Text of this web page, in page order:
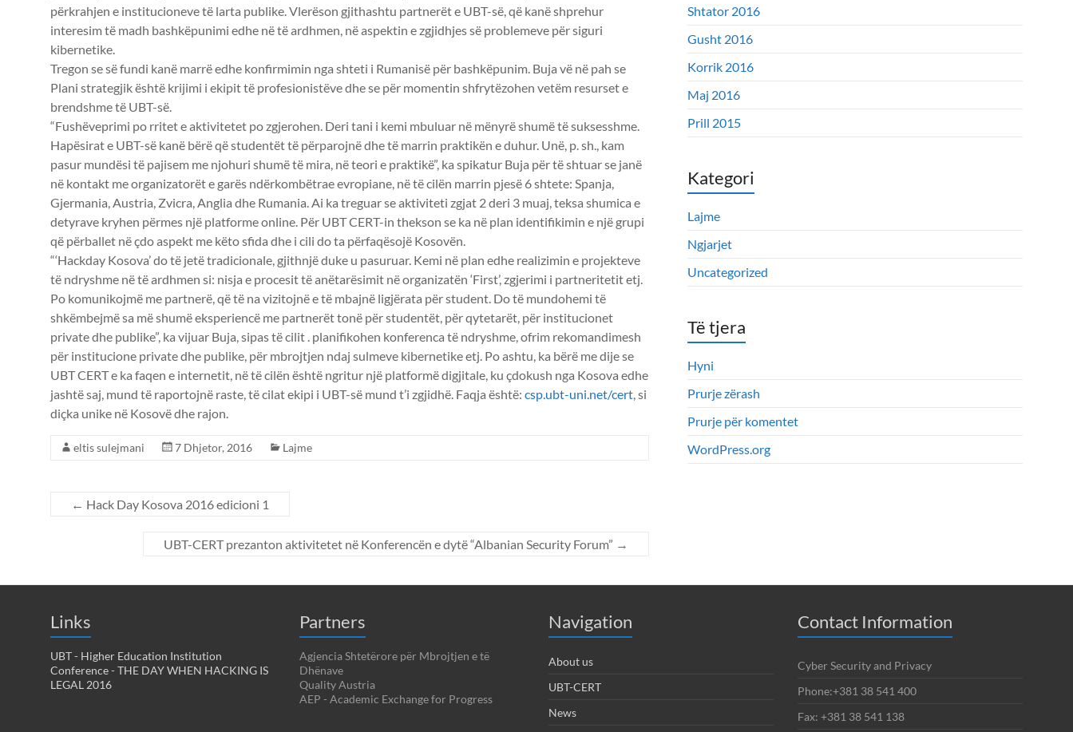
përkrahjen e institucioneve të larta publike. Vlerëson gjithashtu partnerët e UBT-së, që kanë shprehur
interesim të madh bashkëpunimi edhe në të ardhmen, në aspektin e zgjidhjes së problemeve për siguri
kibernetike.
Tregon se së fundi kanë marrë edhe konfirmimin nga shteti i Rumanisë për bashkëpunim. Buja vë në pah se
Plani strategjik është krijimi i ekipit të profesionistëve dhe se për momentin shfrytëzohen vetëm resurset e
brendshme të UBT-së.
“Fushëveprimi po rritet e aktivitetet po zgjerohen. Deri tani i kemi mbuluar në mënyrë shumë të suksesshme.
Hapësirat e UBT-së kanë bërë që studentët të përparojnë dhe të marrin praktikën e duhur. Unë, p. sh., kam
pasur mundësi të pajisem me njohuri shumë të mira, në teori e praktikë”, ka spikatur Buja për të shtuar se janë
në kontakt me organizatorët e garës ndërkombëtrae evropiane, në të cilën marrin pjesë 6 shtete: Spanja,
Gjermania, Austria, Zvicra, Anglia dhe Rumania. Ai ka treguar se aktiviteti zgjat 2 deri 3 muaj, teksa shumica e
detyrave kryhen përmes një platforme online. Për UBT CERT-in thekson se ka në plan identifikimin e një grupi
që përballet në çdo aspekt me këto sfida dhe i cili do ta përfaqësojë Kosovën.
“‘Hackday Kosova’ do të jetë tradicionale, gjithnjë duke u pasuruar. Kemi në plan edhe realizimin e projekteve
të ndryshme në të ardhmen si: nisja e procesit të anëtarësimit në organizatën ‘First’, zgjerimi i partneritetit etj.
Po komunikojmë me partnerë, që të na vizitojnë e të mbajnë ligjërata për student. Do të mundohemi të
shkëmbejmë sa më shumë eksperiencë me partnerët tonë për studentët, për qytetarët, për institucionet
private dhe publike”, ka vijuar Buja, sipas të cilit . planifikohen konferenca të ndryshme, ofrim rekomandimesh
për institucione private dhe publike, për mbrojtjen ndaj sulmeve kibernetike etj. Po ashtu, ka bërë me dije se
UBT CERT e ka faqen e internetit, në të cilën është ngritur një platformë digjitale, ku çdokush nga Kosova edhe
jashtë saj, mund të raportojnë raste, të cilat ekipi i UBT-së mund t’i zgjidhë. Faqja është: csp.ubt-uni.net/cert, si
diçka unike në Kosovë dhe rajon.
eltis sulejmani 7 Dhjetor, 2016 Lajme
← Hack Day Kosova 2016 edicioni 1
UBT-CERT prezanton aktivitetet në Konferencën e dytë “Albanian Security Forum” →
Shtator 2016
Gusht 2016
Korrik 2016
Maj 2016
Prill 2015
Kategori
Lajme
Ngjarjet
Uncategorized
Të tjera
Hyni
Prurje zërash
Prurje për komentet
WordPress.org
Links
UBT - Higher Education Institution
Conference - THE DAY WHEN HACKING IS
LEGAL 2016
Partners
Agjencia Shtetërore për Mbrojtjen e të
Dhënave
Quality Austria
AEP - Academic Exchange for Progress
Navigation
About us
UBT-CERT
News
Contact Information
Cyber Security and Privacy
Phone:+381 38 541 400
Fax: +381 38 541 138